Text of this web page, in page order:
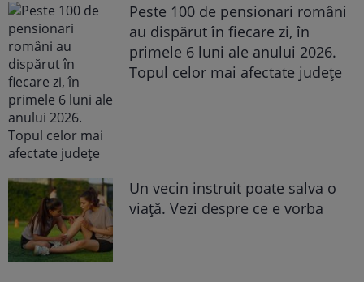
Peste 100 de pensionari români
au dispărut în fiecare zi, în
primele 6 luni ale anului 2026.
Topul celor mai afectate județe
Un vecin instruit poate salva o
viață. Vezi despre ce e vorba